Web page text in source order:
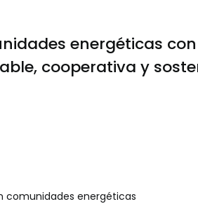
energéticas
cooperativa y
comunidades energéticas